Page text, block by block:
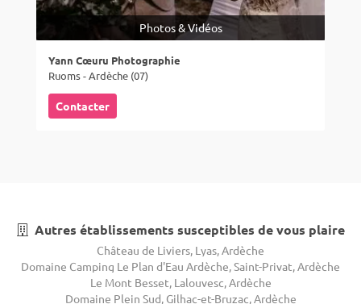
Photos & Vidéos
Yann Cœuru Photographie
Ruoms - Ardèche (07)
Contacter
Autres établissements susceptibles de vous plaire
Château de Liviers, Lyas, Ardèche
Domaine Camping Le Plan d'Eau Ardèche, Saint-Privat, Ardèche
Le Mont Besset, Lalouvesc, Ardèche
Domaine Plein Sud, Gilhac-et-Bruzac, Ardèche